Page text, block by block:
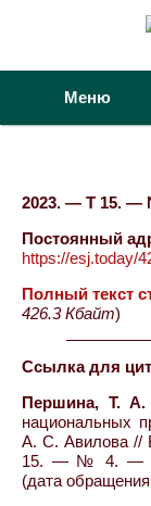
Меню
2023. — Т 15. —
Постоянный
https://esj.today/
Полный текст
426.3 Кбайт)
Ссылка для
Першина, Т. А.
национальных
А. С. Авилова //
15. — № 4. —
(дата